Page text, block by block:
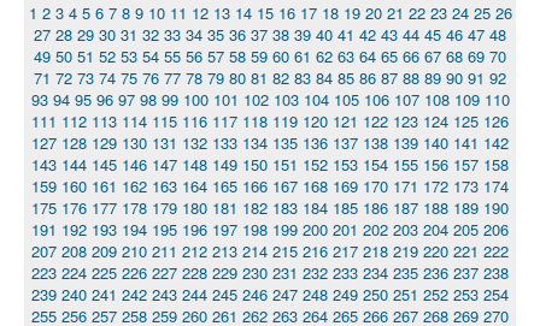
1 2 3 4 5 6 7 8 9 10 11 12 13 14 15 16 17 18 19 20 21 22 23 24 25 26
27 28 29 30 31 32 33 34 35 36 37 38 39 40 41 42 43 44 45 46 47 48
49 50 51 52 53 54 55 56 57 58 59 60 61 62 63 64 65 66 67 68 69 70
71 72 73 74 75 76 77 78 79 80 81 82 83 84 85 86 87 88 89 90 91 92
93 94 95 96 97 98 99 100 101 102 103 104 105 106 107 108 109 110
111 112 113 114 115 116 117 118 119 120 121 122 123 124 125 126
127 128 129 130 131 132 133 134 135 136 137 138 139 140 141 142
143 144 145 146 147 148 149 150 151 152 153 154 155 156 157 158
159 160 161 162 163 164 165 166 167 168 169 170 171 172 173 174
175 176 177 178 179 180 181 182 183 184 185 186 187 188 189 190
191 192 193 194 195 196 197 198 199 200 201 202 203 204 205 206
207 208 209 210 211 212 213 214 215 216 217 218 219 220 221 222
223 224 225 226 227 228 229 230 231 232 233 234 235 236 237 238
239 240 241 242 243 244 245 246 247 248 249 250 251 252 253 254
255 256 257 258 259 260 261 262 263 264 265 266 267 268 269 270